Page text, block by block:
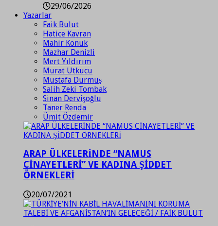
29/06/2026
Yazarlar
Faik Bulut
Hatice Kavran
Mahir Konuk
Mazhar Denizli
Mert Yıldırım
Murat Utkucu
Mustafa Durmuş
Salih Zeki Tombak
Sinan Dervişoğlu
Taner Renda
Ümit Özdemir
ARAP ÜLKELERİNDE “NAMUS
CİNAYETLERİ” VE KADINA ŞİDDET
ÖRNEKLERİ
20/07/2021